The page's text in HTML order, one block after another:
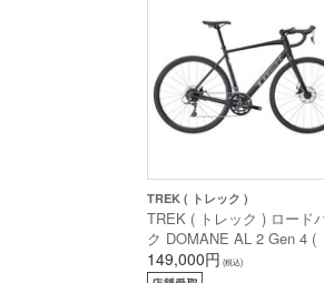
TREK ( トレック )
TREK ( トレック ) ロード
ク DOMANE AL 2 Gen 4 (
ーネ AL 2 Gen 4 ) マット ダ
クスター ブラック 54 ( 身長
149,000円 (税込)